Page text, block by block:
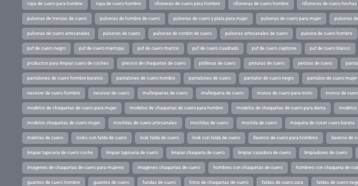
ropa de cuero para hombre ropa de cuero hombre riñoneras de cuero para hombre riñoneras de cuero hombre riñoneras de cuero hechas
pulseras de trenzas de cuero pulseras de hombre de cuero pulseras de cuero y plata para mujer pulseras de cuero para mujer pulseras
pulseras de cuero artesanales pulseras de cuero pulseras de cordon de cuero pulseras artesanales de cuero pulsera de cuero hombre
puf de cuero negro puf de cuero marroqui puf de cuero marron puf de cuero cuadrado puf de cuero capitone puf de cuero blanco
productos para limpiar cuero de coches precios de chaquetas de cuero pitilleras de cuero pinturas de cuero pelotas de cuero
pantalones de cuero hombre baratos pantalones de cuero hombre pantalones de cuero pantalon de cuero negro pantalon de cuero mujer
neceser de cuero hombre neceser de cuero muñequeras de cuero muñequera de cuero monos de cuero para moto monos de
modelos de chaquetas de cuero para mujer modelos de chaquetas de cuero para hombre modelos de chaquetas de cuero para dama modelos
modelos chaquetas de cuero mujer mochilas de cuero artesanales mochilas de cuero mochila de cuero maquina de coser cuero barata
maletas de cuero looks con falda de cuero look falda de cuero look con falda de cuero llaveros de cuero para hombres llaveros de
limpiar tapiceria de cuero coche limpiar tapiceria de cuero limpiar chaqueta de cuero limpiar cazadora de cuero limpiadores de cuero
imagenes de chaquetas de cuero para mujeres imagenes chaquetas de cuero hombres con chaquetas de cuero hombres con chaqueta de
guantes de cuero hombre guantes de cuero fundas de cuero fotos de chaquetas de cuero faldas de cuero zara faldas de cuero